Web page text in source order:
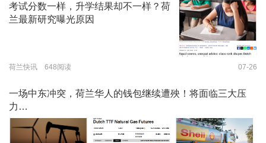
考试分数一样，升学结果却不一样？荷
兰最新研究曝光原因
荷兰快讯 648阅读 07-26
一场中东冲突，荷兰华人的钱包继续遭殃！将面临三大压
力…